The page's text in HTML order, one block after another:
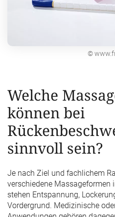
©
Welche
können bei
sinnvoll sein?
Je nach Ziel und fachlichem
verschiedene Massageformen
stehen Entspannung,
Vordergrund. Medizinische